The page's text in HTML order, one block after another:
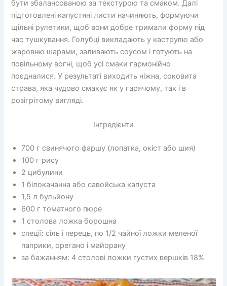
бути збалансованою за текстурою та смаком. Далі
підготовлені капустяні листи начиняють, формуючи
щільні рулетики, щоб вони добре тримали форму під
час тушкування. Голубці викладають у каструлю або
жаровню шарами, заливають соусом і готують на
повільному вогні, щоб усі смаки гармонійно
поєдналися. У результаті виходить ніжна, соковита
страва, яка чудово смакує як у гарячому, так і в
розігрітому вигляді.
Інгредієнти
700 г свинячого фаршу (лопатка, окіст або шия)
100 г рису
2 цибулини
1 білокачанна або савойська капуста
1,5 л бульйону
600 г томатного пюре
1 столова ложка борошна
спеції: сіль і перець, по 1/2 чайної ложки меленої
паприки, орегано і майорану
за бажанням: 4 столові ложки густих вершків 18%